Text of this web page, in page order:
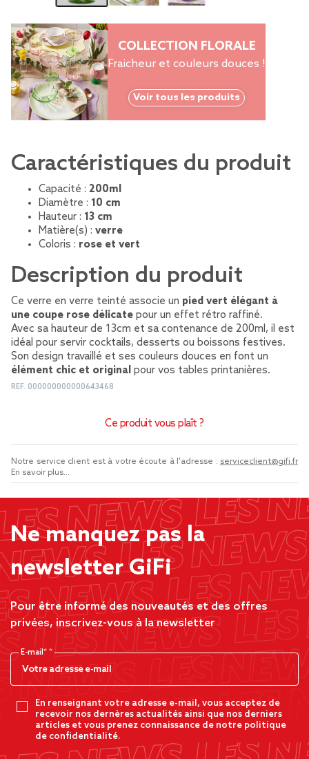
COLLECTION FLORALE
Fraicheur et couleurs douces !
Voir tous les produits
Caractéristiques du produit
Capacité : 200ml
Diamètre : 10 cm
Hauteur : 13 cm
Matière(s) : verre
Coloris : rose et vert
Description du produit
Ce verre en verre teinté associe un pied vert élégant à
une coupe rose délicate pour un effet rétro raffiné.
Avec sa hauteur de 13cm et sa contenance de 200ml, il est
idéal pour servir cocktails, desserts ou boissons festives.
Son design travaillé et ses couleurs douces en font un
élément chic et original pour vos tables printanières.
REF. 000000000000643468
Ce produit vous plaît ?
Notre service client est à votre écoute à l'adresse : serviceclient@gifi.fr
En savoir plus...
Ne manquez pas la
newsletter GiFi
Pour être informé des nouveautés et des offres
privées, inscrivez-vous à la newsletter
E-mail*
En renseignant votre adresse e-mail, vous acceptez de
recevoir nos dernères actualités ainsi que nos derniers
articles et vous prenez connaissance de notre politique
de confidentialité.